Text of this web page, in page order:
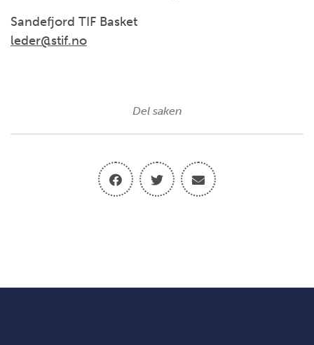
Sandefjord TIF Basket
leder@stif.no
Del saken